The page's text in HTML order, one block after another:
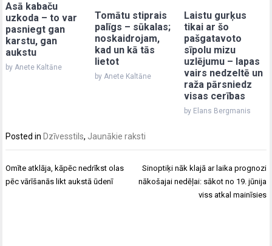
Asā kabaču
uzkoda – to var
pasniegt gan
karstu, gan
aukstu
by Anete Kaltāne
Tomātu stiprais
palīgs – sūkalas;
noskaidrojam,
kad un kā tās
lietot
by Anete Kaltāne
Laistu gurķus
tikai ar šo
pašgatavoto
sīpolu mizu
uzlējumu – lapas
vairs nedzeltē un
raža pārsniedz
visas cerības
by Elans Bergmanis
Posted inDzīvesstils, Jaunākie raksti
Post
navigation
Omīte atklāja, kāpēc nedrīkst olas
pēc vārīšanās likt aukstā ūdenī
Sinoptiķi nāk klajā ar laika prognozi
nākošajai nedēļai: sākot no 19. jūnija
viss atkal mainīsies